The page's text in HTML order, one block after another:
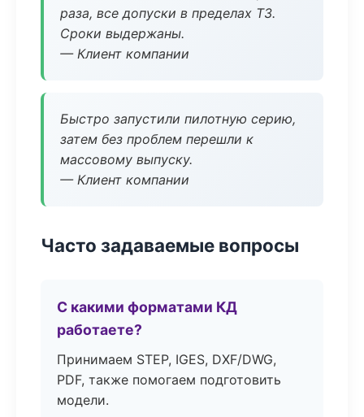
раза, все допуски в пределах ТЗ.
Сроки выдержаны.
— Клиент компании
Быстро запустили пилотную серию,
затем без проблем перешли к
массовому выпуску.
— Клиент компании
Часто задаваемые вопросы
С какими форматами КД
работаете?
Принимаем STEP, IGES, DXF/DWG,
PDF, также помогаем подготовить
модели.